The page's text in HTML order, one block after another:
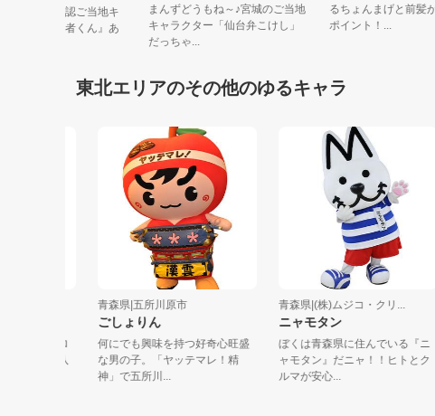
県大崎市の非公認ご当地キ
、本名『落ち武者くん』あ
まんずどうもね～♪宮城のご当地
キャラクター「仙台弁こけし」
だっちゃ...
るちょんまげと
ポイント！...
東北エリアのその他のゆるキャラ
青森県|五所川原市
ごしょりん
何にでも興味を持つ好奇心旺盛
な男の子。「ヤッテマレ！精
神」で五所川...
青森県|(株)ムジコ・クリ...
ニャモタン
ぼくは青森県に住んでいる『ニ
ャモタン』だニャ！！ヒトとク
ルマが安心...